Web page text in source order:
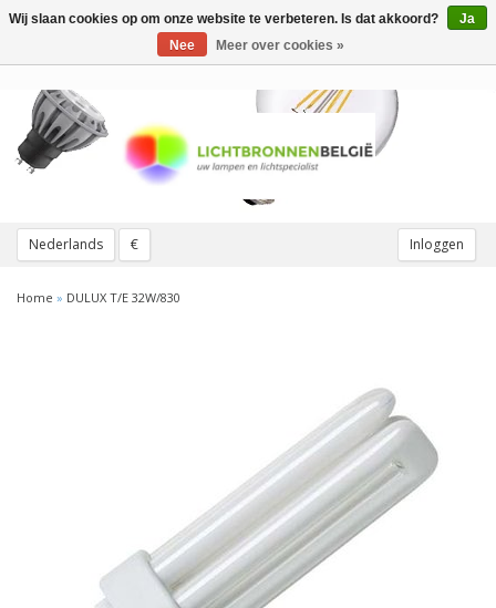
Nederlands € Inloggen
Toggle
Home » DULUX T/E 32W/830
Wij slaan cookies op om onze website te verbeteren. Is dat akkoord?
Ja
Nee
Meer over cookies »